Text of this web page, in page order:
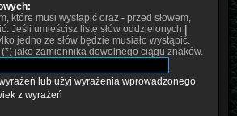
które musi wystąpić oraz -przed słowem,
Jeśli umieścisz listę słów oddzielonych
jedno ze słów będzie musiało wystąpić.
jako zamiennika dowolnego ciągu znaków.
lub użyj wyrażenia wprowadzonego
z wyrażeń